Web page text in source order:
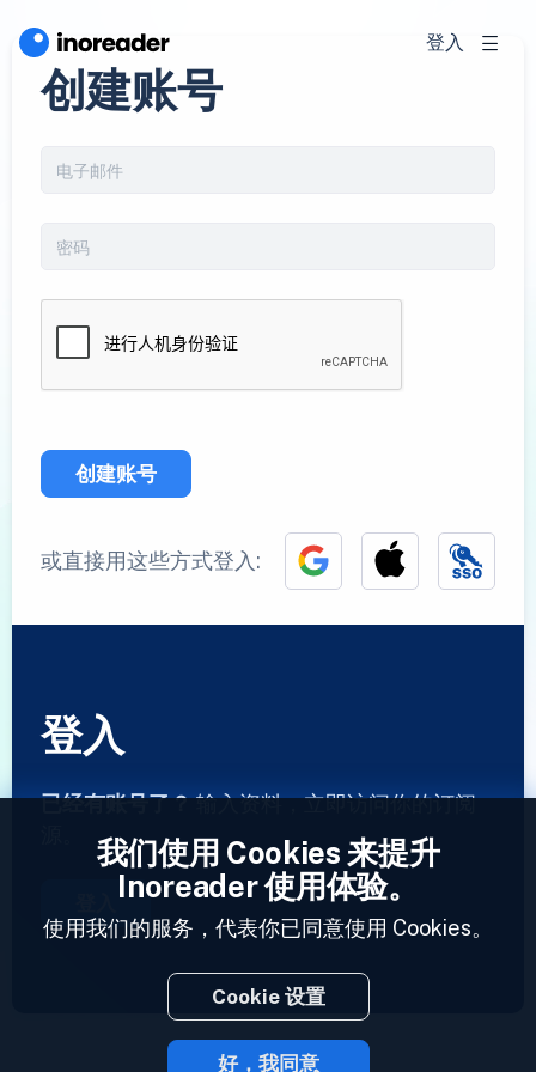
登入
创建账号
创建账号
或直接用这些方式登入:
登入
已经有账号了？输入资料，立即访问你的订阅
我们使用 Cookies 来提升
Inoreader 使用体验。
使用我们的服务，代表你已同意使用 Cookies。
Cookie 设置
好，我同意